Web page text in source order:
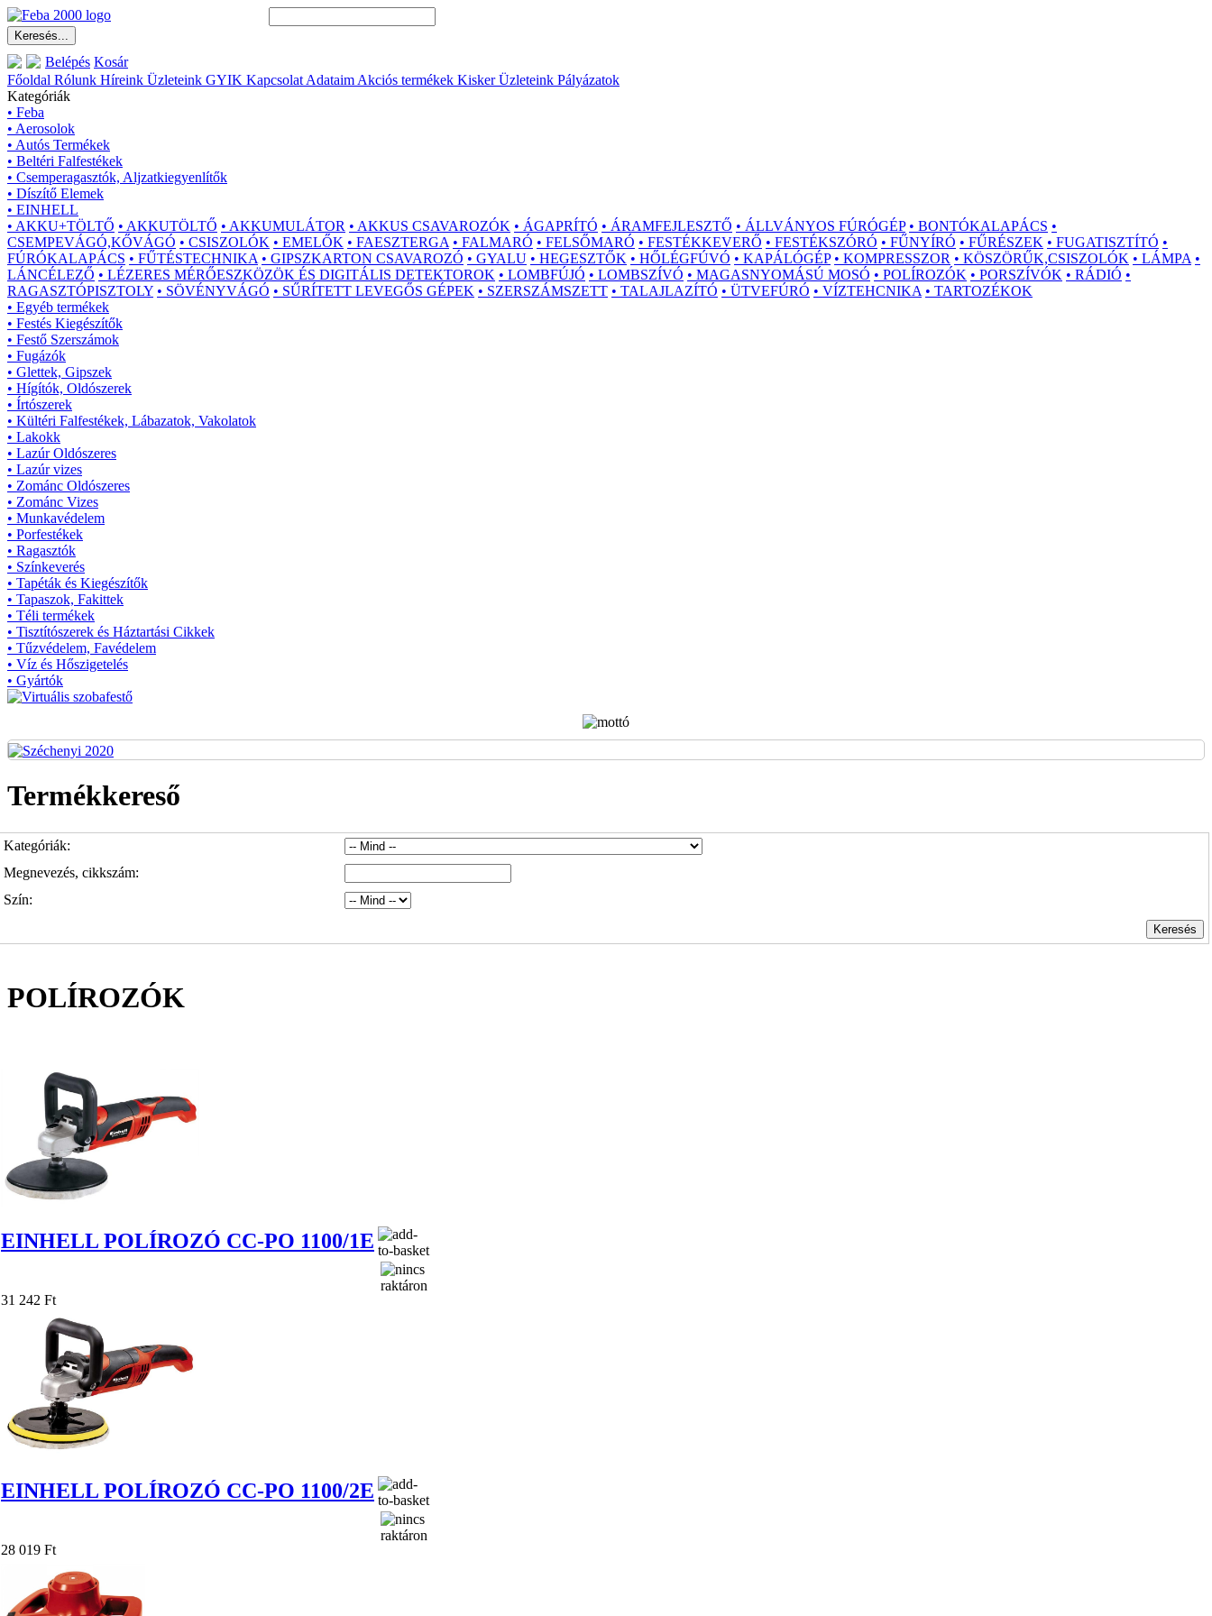
Belépés Kosár
Főoldal Rólunk Híreink Üzleteink GYIK Kapcsolat Adataim Akciós termékek Kisker Üzleteink Pályázatok
Kategóriák
• Feba
• Aerosolok
• Autós Termékek
• Beltéri Falfestékek
• Csemperagasztók, Aljzatkiegyenlítők
• Díszítő Elemek
• EINHELL
• AKKU+TÖLTŐ • AKKUTÖLTŐ • AKKUMULÁTOR • AKKUS CSAVAROZÓK • ÁGAPRÍTÓ • ÁRAMFEJLESZTŐ • ÁLLVÁNYOS FÚRÓGÉP • BONTÓKALAPÁCS •
CSEMPEVÁGÓ,KŐVÁGÓ • CSISZOLÓK • EMELŐK • FAESZTERGA • FALMARÓ • FELSŐMARÓ • FESTÉKKEVERŐ • FESTÉKSZÓRÓ • FŰNYÍRÓ • FŰRÉSZEK • FUGATISZTÍTÓ •
FÚRÓKALAPÁCS • FŰTÉSTECHNIKA • GIPSZKARTON CSAVAROZÓ • GYALU • HEGESZTŐK • HŐLÉGFÚVÓ • KAPÁLÓGÉP • KOMPRESSZOR • KÖSZÖRŰK,CSISZOLÓK • LÁMPA •
LÁNCÉLEZŐ • LÉZERES MÉRŐESZKÖZÖK ÉS DIGITÁLIS DETEKTOROK • LOMBFÚJÓ • LOMBSZÍVÓ • MAGASNYOMÁSÚ MOSÓ • POLÍROZÓK • PORSZÍVÓK • RÁDIÓ •
RAGASZTÓPISZTOLY • SÖVÉNYVÁGÓ • SŰRÍTETT LEVEGŐS GÉPEK • SZERSZÁMSZETT • TALAJLAZÍTÓ • ÜTVEFÚRÓ • VÍZTEHCNIKA • TARTOZÉKOK
• Egyéb termékek
• Festés Kiegészítők
• Festő Szerszámok
• Fugázók
• Glettek, Gipszek
• Hígítók, Oldószerek
• Írtószerek
• Kültéri Falfestékek, Lábazatok, Vakolatok
• Lakokk
• Lazúr Oldószeres
• Lazúr vizes
• Zománc Oldószeres
• Zománc Vizes
• Munkavédelem
• Porfestékek
• Ragasztók
• Színkeverés
• Tapéták és Kiegészítők
• Tapaszok, Fakittek
• Téli termékek
• Tisztítószerek és Háztartási Cikkek
• Tűzvédelem, Favédelem
• Víz és Hőszigetelés
• Gyártók
Termékkereső
Kategóriák:
Megnevezés, cikkszám:
Szín:
POLÍROZÓK
EINHELL POLÍROZÓ CC-PO 1100/1E
31 242 Ft
EINHELL POLÍROZÓ CC-PO 1100/2E
28 019 Ft